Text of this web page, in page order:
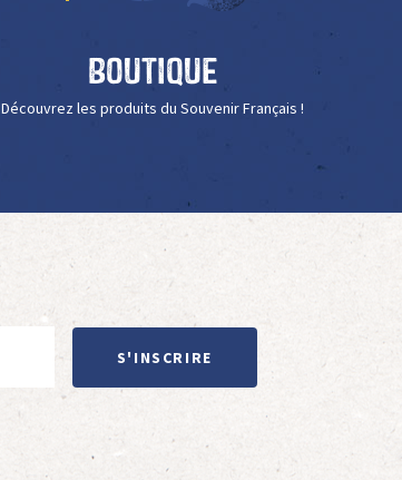
Boutique
Découvrez les produits du Souvenir Français !
S'INSCRIRE